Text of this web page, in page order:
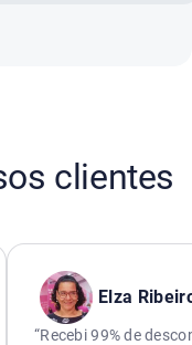
clientes
Elza
“Recebi 99% de